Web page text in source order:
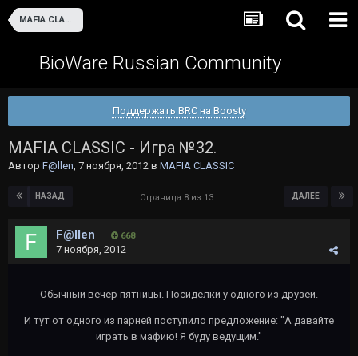
MAFIA CLASSIC
BioWare Russian Community
Поддержать BRC на Boosty
MAFIA CLASSIC - Игра №32.
Автор F@llen, 7 ноября, 2012 в MAFIA CLASSIC
НАЗАД ДАЛЕЕ
Страница 8 из 13
F@llen 668
7 ноября, 2012
Обычный вечер пятницы. Посиделки у одного из друзей.
И тут от одного из парней поступило предложение: "А давайте
играть в мафию! Я буду ведущим."